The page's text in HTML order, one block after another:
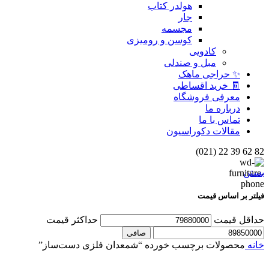
هولدر کتاب
جار
مجسمه
کوسن و رومیزی
کادویی
مبل و صندلی
✨ حراجی ماهک
🧾 خرید اقساطی
معرفی فروشگاه
درباره ما
تماس با ما
مقالات دکوراسیون
82 62 39 22 (021)
بستن
فیلتر بر اساس قیمت
حداقل قیمت حداكثر قيمت
صافی
خانه محصولات برچسب خورده “شمعدان فلزی دست‌ساز”